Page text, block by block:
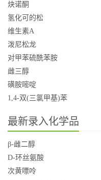
炔诺酮
氢化可的松
维生素A
泼尼松龙
对甲苯硫酰苯胺
雌三醇
磺胺嘧啶
1,4-双(三氯甲基)苯
最新录入化学品
β-雌二醇
D-环丝氨酸
次黄嘌呤